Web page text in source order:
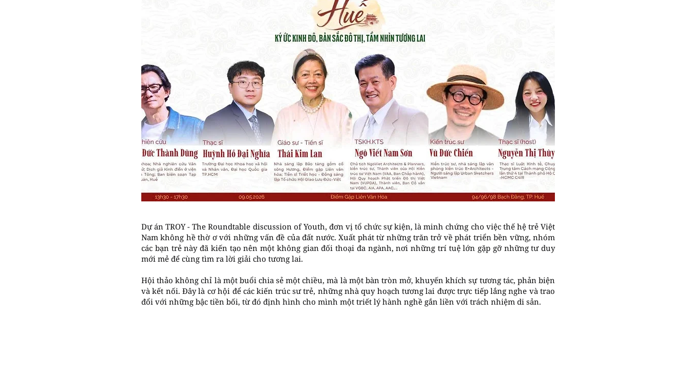
Dự án TROY - The Roundtable discussion of Youth, đơn vị tổ chức sự kiện, là minh chứng cho việc thế hệ trẻ Việt
Nam không hề thờ ơ với những vấn đề của đất nước. Xuất phát từ những trăn trở về phát triển bền vững, nhóm
các bạn trẻ này đã kiến tạo nên một không gian đối thoại đa ngành, nơi những trí tuệ lớn gặp gỡ những tư duy
mới mẻ để cùng tìm ra lời giải cho tương lai.
Hội thảo không chỉ là một buổi chia sẻ một chiều, mà là một bàn tròn mở, khuyến khích sự tương tác, phản biện
và kết nối. Đây là cơ hội để các kiến trúc sư trẻ, những nhà quy hoạch tương lai được trực tiếp lắng nghe và trao
đổi với những bậc tiền bối, từ đó định hình cho mình một triết lý hành nghề gắn liền với trách nhiệm di sản.